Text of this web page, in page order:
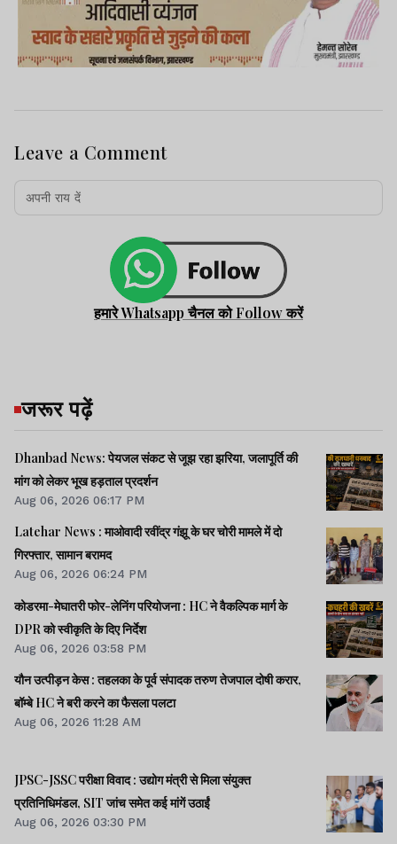
Leave a Comment
हमारे Whatsapp चैनल को Follow करें
जरूर पढ़ें
Dhanbad News: पेयजल संकट से जूझ रहा झरिया, जलापूर्ति की
मांग को लेकर भूख हड़ताल प्रदर्शन
Aug 06, 2026 06:17 PM
Latehar News : माओवादी रवींद्र गंझू के घर चोरी मामले में दो
गिरफ्तार, सामान बरामद
Aug 06, 2026 06:24 PM
कोडरमा-मेघातरी फोर-लेनिंग परियोजना : HC ने वैकल्पिक मार्ग के
DPR को स्वीकृति के दिए निर्देश
Aug 06, 2026 03:58 PM
यौन उत्पीड़न केस : तहलका के पूर्व संपादक तरुण तेजपाल दोषी करार,
बॉम्बे HC ने बरी करने का फैसला पलटा
Aug 06, 2026 11:28 AM
JPSC-JSSC परीक्षा विवाद : उद्योग मंत्री से मिला संयुक्त
प्रतिनिधिमंडल, SIT जांच समेत कई मांगें उठाईं
Aug 06, 2026 03:30 PM